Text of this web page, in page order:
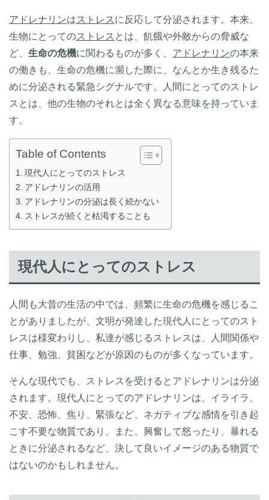
アドレナリンはストレス に反応して分泌されます。本来、
生物にとってのストレス とは、飢餓や外敵からの脅威な
ど、 生命の危機に関わるものが多く、 アドレナリンの本来
の働きも、生命の危機に瀕した際に、なんとか生き残るた
めに分泌される緊急シグナルです。人間にとってのストレ
スとは、他の生物のそれとは全く異なる意味を持っていま
す。
Table of Contents
現代人にとってのストレス
アドレナリンの活用
アドレナリンの分泌は長く続かない
ストレスが続くと枯渇することも
現代人にとってのストレス
人間も大昔の生活の中では、頻繁に生命の危機を感じるこ
とがありましたが、文明が発達した現代人にとってのスト
レスは様変わりし、私達が感じるストレスは、人間関係や
仕事、勉強、貧困などが原因のものが多くなっています。
そんな現代でも、ストレスを受けるとアドレナリンは分泌
されます。現代人にとってのアドレナリンは、イライラ、
不安、恐怖、焦り、緊張など、ネガティブな感情を引き起
こす不要な物質であり、また、興奮して怒ったり、暴れる
ときに分泌されるなど、決して良いイメージのある物質で
はないのかもしれません。